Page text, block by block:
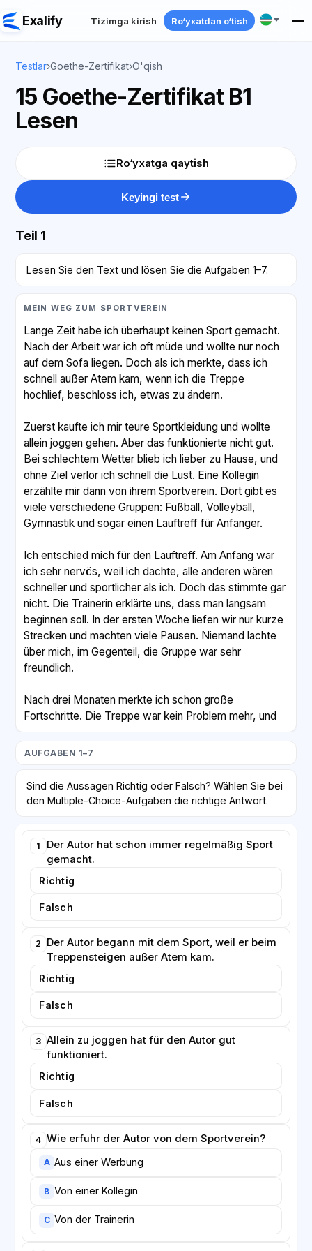
Exalify Tizimga kirish Ro‘yxatdan o‘tish
Testlar›Goethe-Zertifikat›O'qish
15 Goethe-Zertifikat B1
Lesen
Ro‘yxatga qaytish
Keyingi test
Teil 1
Lesen Sie den Text und lösen Sie die Aufgaben 1–7.
MEIN WEG ZUM SPORTVEREIN
Lange Zeit habe ich überhaupt keinen Sport gemacht.
Nach der Arbeit war ich oft müde und wollte nur noch
auf dem Sofa liegen. Doch als ich merkte, dass ich
schnell außer Atem kam, wenn ich die Treppe
hochlief, beschloss ich, etwas zu ändern.
Zuerst kaufte ich mir teure Sportkleidung und wollte
allein joggen gehen. Aber das funktionierte nicht gut.
Bei schlechtem Wetter blieb ich lieber zu Hause, und
ohne Ziel verlor ich schnell die Lust. Eine Kollegin
erzählte mir dann von ihrem Sportverein. Dort gibt es
viele verschiedene Gruppen: Fußball, Volleyball,
Gymnastik und sogar einen Lauftreff für Anfänger.
Ich entschied mich für den Lauftreff. Am Anfang war
ich sehr nervös, weil ich dachte, alle anderen wären
schneller und sportlicher als ich. Doch das stimmte gar
nicht. Die Trainerin erklärte uns, dass man langsam
beginnen soll. In der ersten Woche liefen wir nur kurze
Strecken und machten viele Pausen. Niemand lachte
über mich, im Gegenteil, die Gruppe war sehr
freundlich.
Nach drei Monaten merkte ich schon große
Fortschritte. Die Treppe war kein Problem mehr, und
ausgeglichener. Besonders schön finde ich, dass ich
Training gehen wir manchmal zusammen etwas
trinken.
günstiger als in einem Fitnessstudio. Pro Monat zahle
ich nur fünfzehn Euro und kann an allen Gruppen
teilnehmen. Wer regelmäßig kommt, bleibt nicht nur
empfehlen, einen Sportverein auszuprobieren, statt
AUFGABEN 1–7
Sind die Aussagen Richtig oder Falsch? Wählen Sie bei
den Multiple-Choice-Aufgaben die richtige Antwort.
1
Der Autor hat schon immer regelmäßig Sport
gemacht.
Richtig
Falsch
2
Der Autor begann mit dem Sport, weil er beim
Treppensteigen außer Atem kam.
Richtig
Falsch
3 Allein zu joggen hat für den Autor gut
funktioniert.
Richtig
Falsch
4 Wie erfuhr der Autor von dem Sportverein?
A Aus einer Werbung
B Von einer Kollegin
C Von der Trainerin